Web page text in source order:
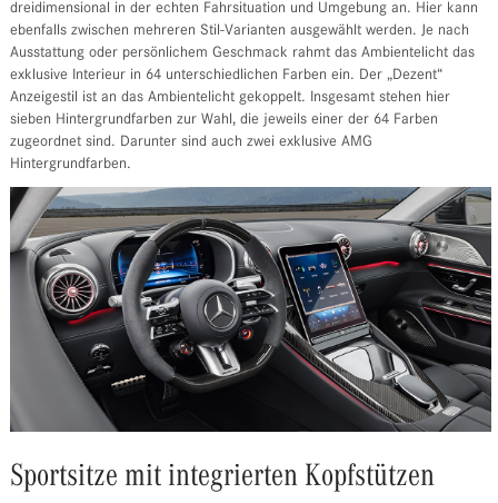
dreidimensional in der echten Fahrsituation und Umgebung an. Hier kann
ebenfalls zwischen mehreren Stil-Varianten ausgewählt werden. Je nach
Ausstattung oder persönlichem Geschmack rahmt das Ambientelicht das
exklusive Interieur in 64 unterschiedlichen Farben ein. Der „Dezent“
Anzeigestil ist an das Ambientelicht gekoppelt. Insgesamt stehen hier
sieben Hintergrundfarben zur Wahl, die jeweils einer der 64 Farben
zugeordnet sind. Darunter sind auch zwei exklusive AMG
Hintergrundfarben.
Sportsitze mit integrierten Kopfstützen